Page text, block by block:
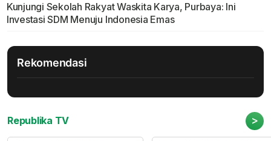
Kunjungi Sekolah Rakyat Waskita Karya, Purbaya: Ini
Investasi SDM Menuju Indonesia Emas
Rekomendasi
Republika TV >